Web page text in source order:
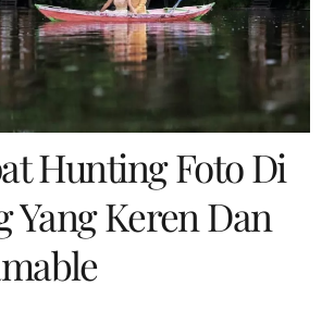
Hunting Foto Di
Yang Keren Dan